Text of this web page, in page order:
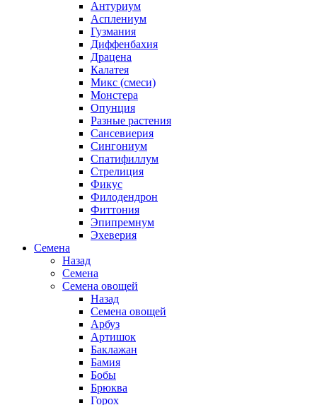
Антуриум
Асплениум
Гузмания
Диффенбахия
Драцена
Калатея
Микс (смеси)
Монстера
Опунция
Разные растения
Сансевиерия
Сингониум
Спатифиллум
Стрелиция
Фикус
Филодендрон
Фиттония
Эпипремнум
Эхеверия
Семена
Назад
Семена
Семена овощей
Назад
Семена овощей
Арбуз
Артишок
Баклажан
Бамия
Бобы
Брюква
Горох